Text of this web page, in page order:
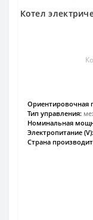
Котел
Ориентировочная
Тип управления:
Номинальная
Электропитание (V):
Страна